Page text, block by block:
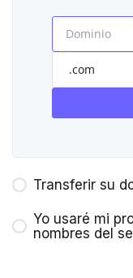
Transferir su
Yo usaré mi
nombres del